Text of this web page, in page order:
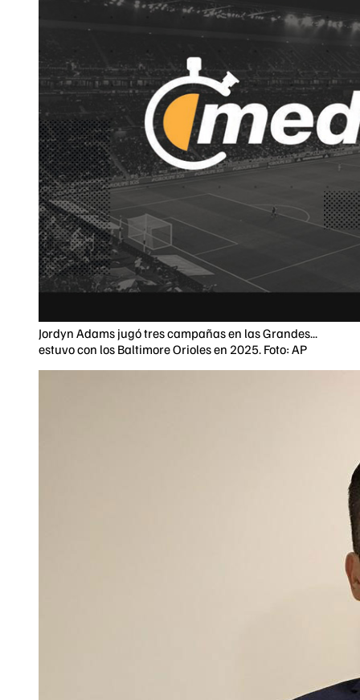
Jordyn Adams jugó tres campañas en las Grandes...
estuvo con los Baltimore Orioles en 2025. Foto: AP